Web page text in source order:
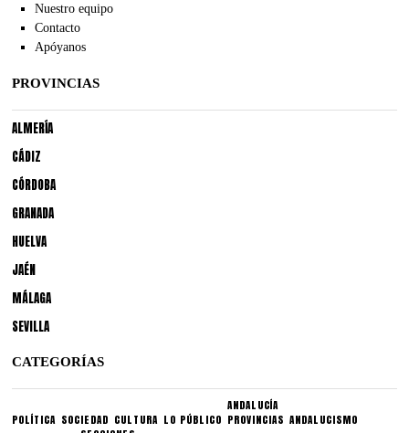
Nuestro equipo
Contacto
Apóyanos
PROVINCIAS
ALMERÍA
CÁDIZ
CÓRDOBA
GRANADA
HUELVA
JAÉN
MÁLAGA
SEVILLA
CATEGORÍAS
POLÍTICA SOCIEDAD CULTURA LO PÚBLICO
ANDALUCÍA
PROVINCIAS ANDALUCISMO